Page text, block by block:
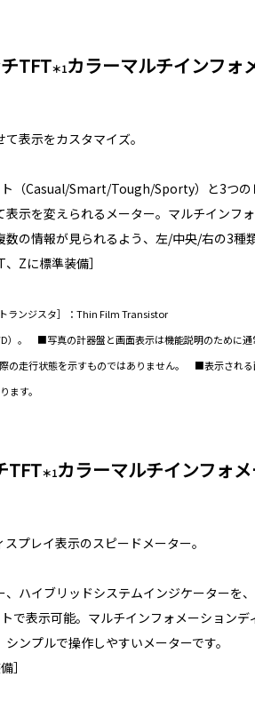
TFT＊1カラーマルチインフォ
表示をカスタマイズ。
（Casual/Smart/Tough/Sporty）と3つの
表示を変えられるメーター。マルチインフ
数の情報が見られるよう、左/中央/右の3種
、Zに標準装備］
ランジスタ］：Thin Film Transistor
）。 ■写真の計器盤と画面表示は機能説明のために通
際の走行状態を示すものではありません。 ■表示され
ます。
TFT＊1カラーマルチインフォ
プレイ表示のスピードメーター。
、ハイブリッドシステムインジケーター
で表示可能。マルチインフォメーションデ
ンプルで操作しやすいメーターです。
］